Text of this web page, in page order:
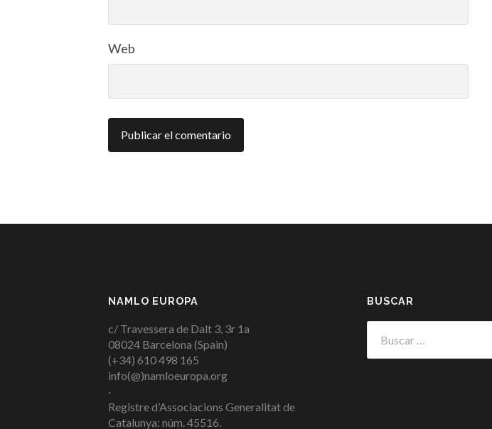
Web
NAMLO EUROPA
c/ Travessera de Dalt 3, 3r 1a
08024 Barcelona (Spain)
(+34) 610 498 165
info(@)namloeuropa.org
·
Registre d’Associacions Generalitat de
Catalunya: núm. 45516.
BUSCAR